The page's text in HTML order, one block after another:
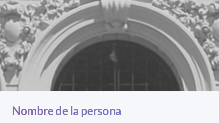
Nombre de la persona